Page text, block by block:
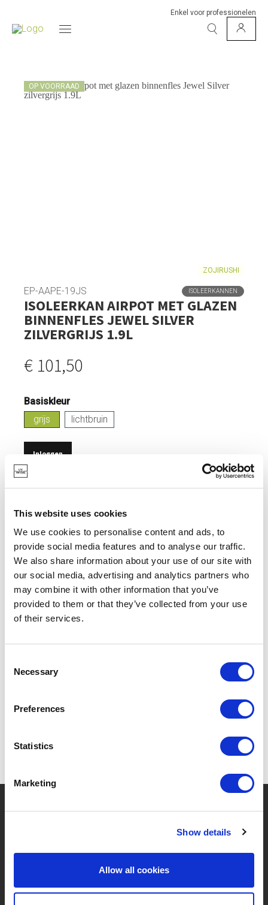
This website uses cookies
We use cookies to personalise content and ads, to
provide social media features and to analyse our traffic.
We also share information about your use of our site with
our social media, advertising and analytics partners who
may combine it with other information that you’ve
provided to them or that they’ve collected from your use
of their services.
Selection
Necessary
Preferences
Statistics
Marketing
Show details
Allow all cookies
Enkel voor professionelen
OP VOORRAAD
ZOJIRUSHI
EP-AAPE-19JS ISOLEERKANNEN
ISOLEERKAN AIRPOT MET GLAZEN
BINNENFLES JEWEL SILVER
ZILVERGRIJS 1.9L
€ 101,50
Basiskleur
grijs
lichtbruin
Inloggen
HOUDT DRANKEN TOT 12 UUR WARM EN TOT 10 UUR
ANTIDRUP SCHENKTUIT.
LUCHTDICHTE SLUITING.
360° ZWENKENDE BASIS.
SPECIFICATIES
MERKEN & PRODUCTEN
Merken
OVER LIVWISE
Over Ons